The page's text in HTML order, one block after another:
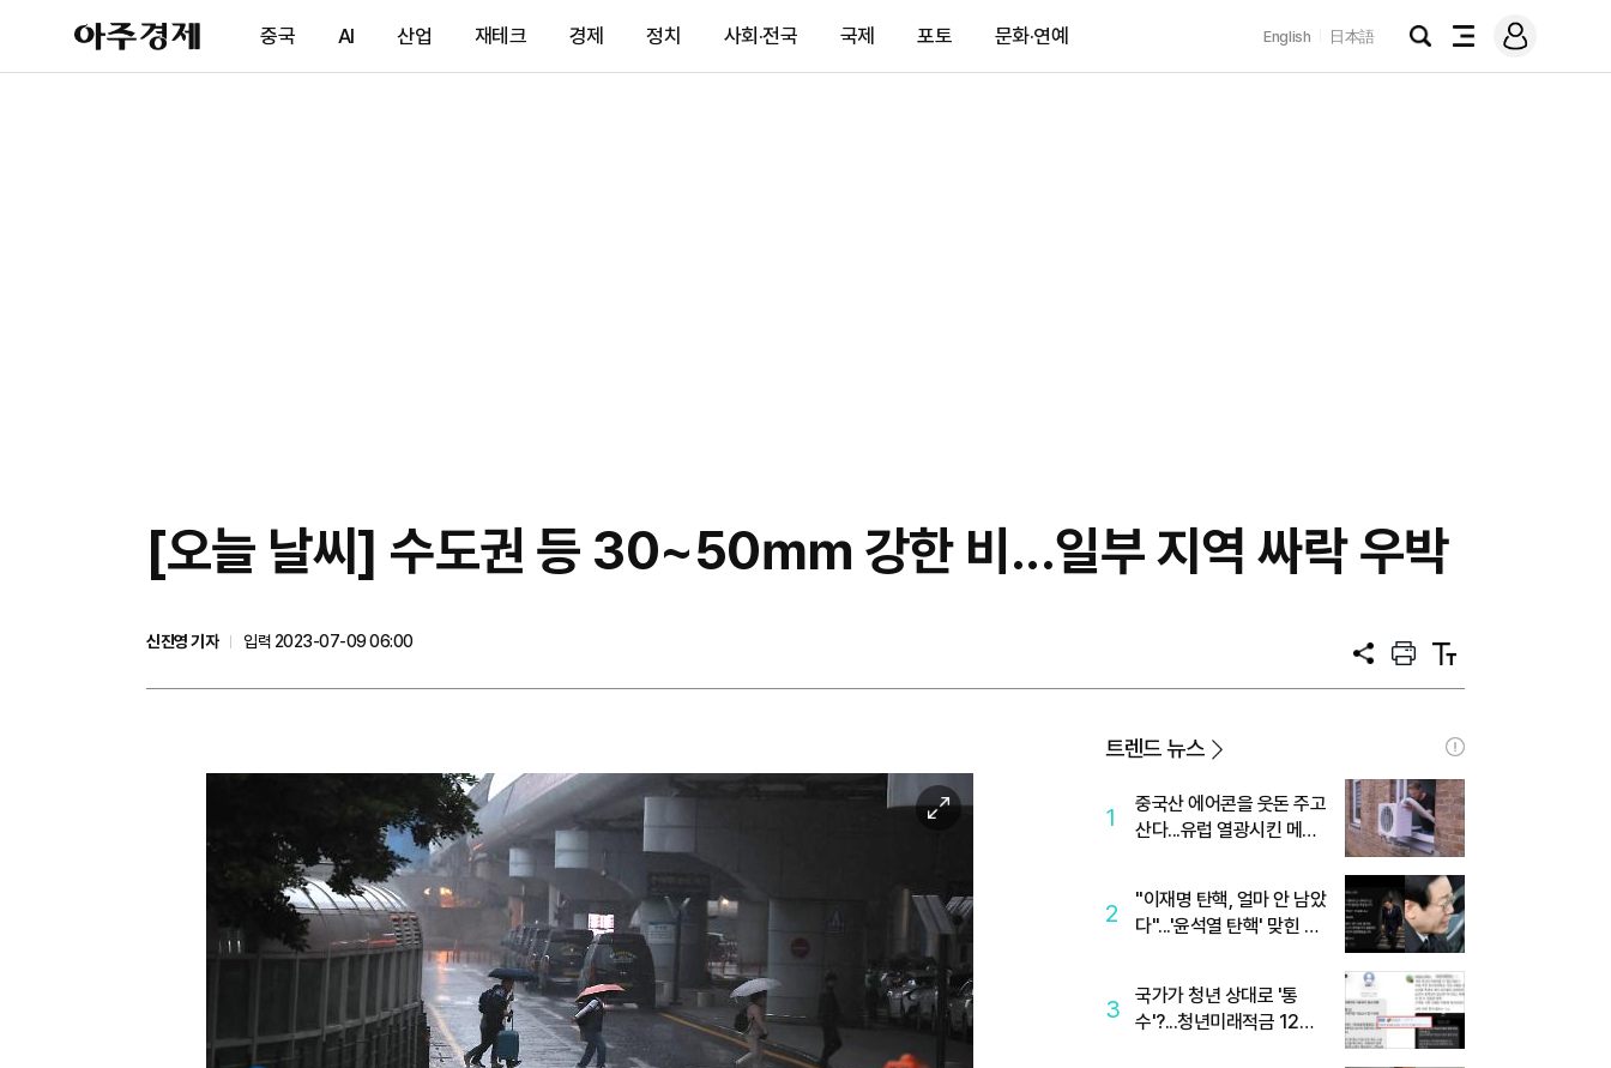
아
주
제
중국 AI 산업 재테크 경제 정치 사회·전국 국제 포토 문화·연예 English 日本語
검
전
메
그
[오늘 날씨] 수도권 등 30~50㎜ 강한 비...일부 지역 싸락 우박
신진영 기자
입력 2023-07-09 06:00
공
프
트
텍
트
이
확
트렌드 뉴스
1
중국산 에어콘을 웃돈 주고
산다...유럽 열광시킨 메이
2
"이재명 탄핵, 얼마 안 남았
다"...'윤석열 탄핵' 맞힌 무
3
국가가 청년 상대로 '통
수'?...청년미래적금 12%